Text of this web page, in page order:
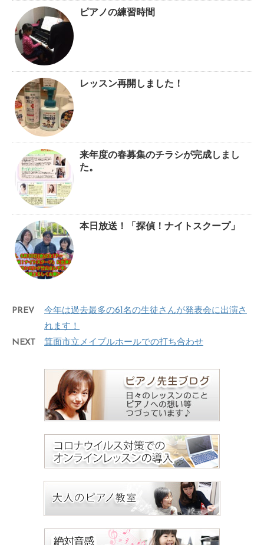
ピアノの練習時間
レッスン再開しました！
来年度の春募集のチラシが完成しまし
た。
本日放送！「探偵！ナイトスクープ」
PREV
今年は過去最多の61名の生徒さんが発表会に出演さ
れます！
NEXT
箕面市立メイプルホールでの打ち合わせ